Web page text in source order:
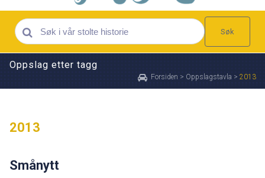
Søk
Oppslag etter tagg
Forsiden > Oppslagstavla > 2013
2013
Smånytt